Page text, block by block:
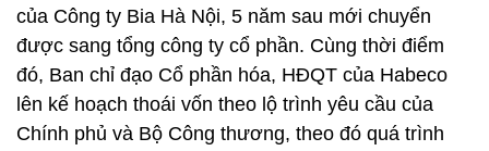
của Công ty Bia Hà Nội, 5 năm sau mới chuyển
được sang tổng công ty cổ phần. Cùng thời điểm
đó, Ban chỉ đạo Cổ phần hóa, HĐQT của Habeco
lên kế hoạch thoái vốn theo lộ trình yêu cầu của
Chính phủ và Bộ Công thương, theo đó quá trình